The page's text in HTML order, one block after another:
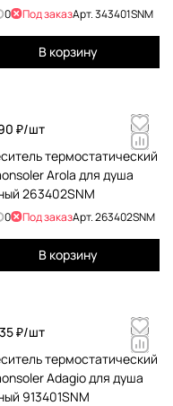
0 Под заказАрт.343401SNM
В корзину
₽/шт
термостатический
Arola для душа
263402SNM
0 Под заказАрт.263402SNM
В корзину
₽/шт
термостатический
Adagio для душа
913401SNM